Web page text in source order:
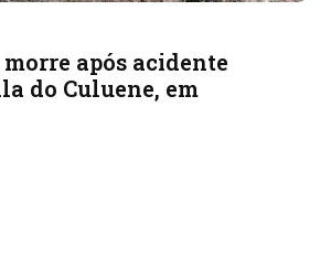
após acidente
do Culuene, em